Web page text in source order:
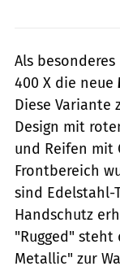
Als
400 X die neue
Diese Variante
Design mit
und Reifen mit
Frontbereich
sind
Handschutz
"Rugged" steht
Metallic" zur